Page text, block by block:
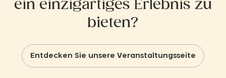
ein einzigartiges Erlebnis zu
bieten?
Entdecken Sie unsere Veranstaltungsseite